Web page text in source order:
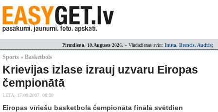
Pirmdiena, 10.Augusts 2026. » Vārdadienas svin: Inuta, Brencis, Audris;
Sports » Basketbols
Krievijas izlase izrauj uzvaru Eiropas
čempionātā
LETA, 17.09.2007. 08:00
Eiropas vīriešu basketbola čempionāta finālā svētdien